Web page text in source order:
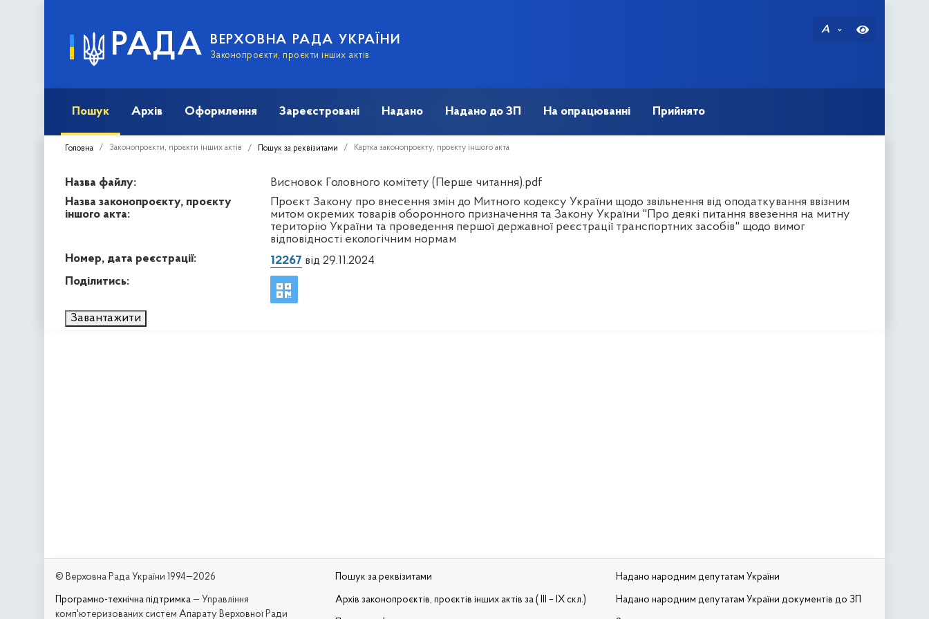
РАДА ВЕРХОВНА РАДА УКРАЇНИ
Законопроєкти, проєкти інших актів
A
Пошук Архів Оформлення Зареєстровані Надано Надано до ЗП На опрацюванні Прийнято
Головна Законопроєкти, проєкти інших актів Пошук за реквізитами Картка законопроєкту, проєкту іншого акта
Назва файлу:
Висновок Головного комітету (Перше читання).pdf
Назва законопроєкту, проєкту
іншого акта:
Проєкт Закону про внесення змін до Митного кодексу України щодо звільнення від оподаткування ввізним
митом окремих товарів оборонного призначення та Закону України "Про деякі питання ввезення на митну
територію України та проведення першої державної реєстрації транспортних засобів" щодо вимог
відповідності екологічним нормам
Номер, дата реєстрації:
12267 від 29.11.2024
Поділитись:
Завантажити
© Верховна Рада України 1994—2026
Програмно-технічна підтримка — Управління
комп'ютеризованих систем Апарату Верховної Ради
Пошук за реквізитами
Архів законопроєктів, проєктів інших актів за ( III – IX скл.)
Надано народним депутатам України
Надано народним депутатам України документів до ЗП